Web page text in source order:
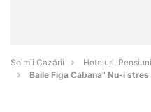
Șoimii Cazării
Hoteluri,
Baile Figa Cabana" Nu-i stres